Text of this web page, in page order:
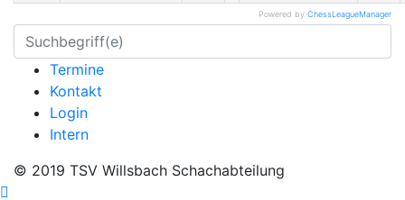
Powered by ChessLeagueManager
Termine
Kontakt
Login
Intern
© 2019 TSV Willsbach Schachabteilung